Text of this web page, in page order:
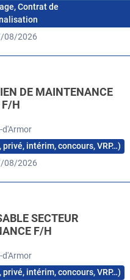
Contrat de
08/2026
DE MAINTENANCE
F/H
d'Armor
privé, intérim, concours, VRP…)
08/2026
SECTEUR
F/H
d'Armor
privé, intérim, concours, VRP…)